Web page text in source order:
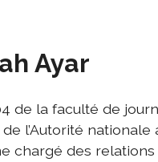
Ayar
de la faculté de
l’Autorité
chargé des